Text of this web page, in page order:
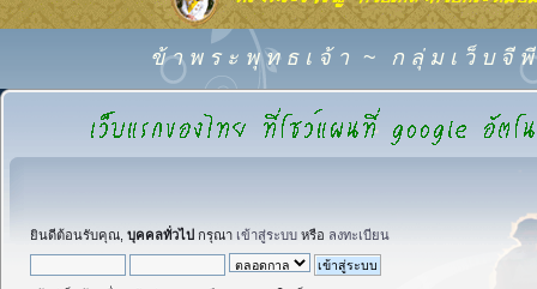
ข้ า พ ร ะ พุ ท ธ เ จ้ า ~ ก ลุ่ ม เ ว็ บ จี
ยินดีต้อนรับคุณ, บุคคลทั่วไป กรุณา เข้าสู่ระบบ หรือ ลงทะเบียน